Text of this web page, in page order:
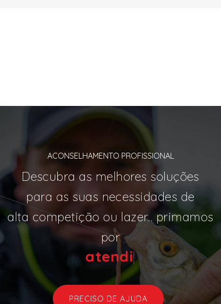
ACONSELHAMENTO PROFISSIONAL
Descubra as melhores soluções
para as suas necessidades de
alta competição ou lazer... primamos
por
at|
PRECISO DE AJUDA